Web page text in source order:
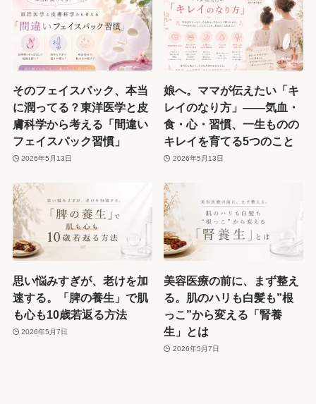
そのフェイスパック、本当
に潤ってる？東洋医学と皮
膚科学から考える「間違い
フェイスパック習慣」
2026年5月13日
娘へ。ママが伝えたい「キ
レイのなり方」——気血・
食・心・習慣、一生ものの
キレイを育てる5つのこと
2026年5月13日
思い悩みすぎが、老けを加
速する。「脾の養生」で肌
も心も10歳若返る方法
2026年5月7日
美容医療の前に、まず整え
る。肌のハリも白髪も”根
っこ”から変える「腎養
生」とは
2026年5月7日